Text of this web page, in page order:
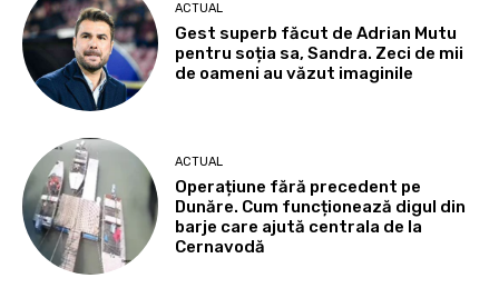
ACTUAL
Gest superb făcut de Adrian Mutu
pentru soția sa, Sandra. Zeci de mii
de oameni au văzut imaginile
ACTUAL
Operațiune fără precedent pe
Dunăre. Cum funcționează digul din
barje care ajută centrala de la
Cernavodă